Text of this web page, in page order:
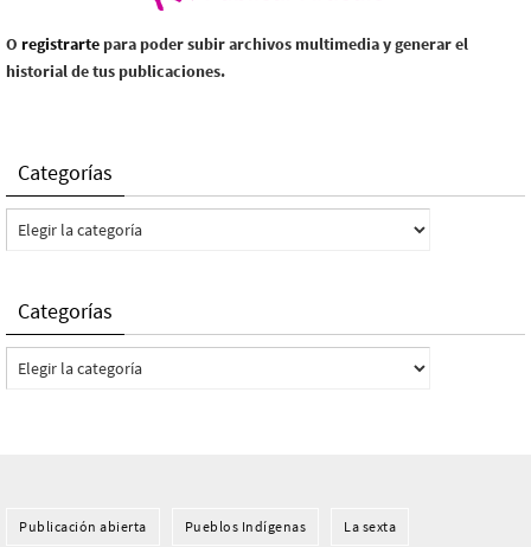
O registrarte para poder subir archivos multimedia y generar el
historial de tus publicaciones.
Categorías
Categorías
Categorías
Categorías
Publicación abierta Pueblos Indí­genas La sexta